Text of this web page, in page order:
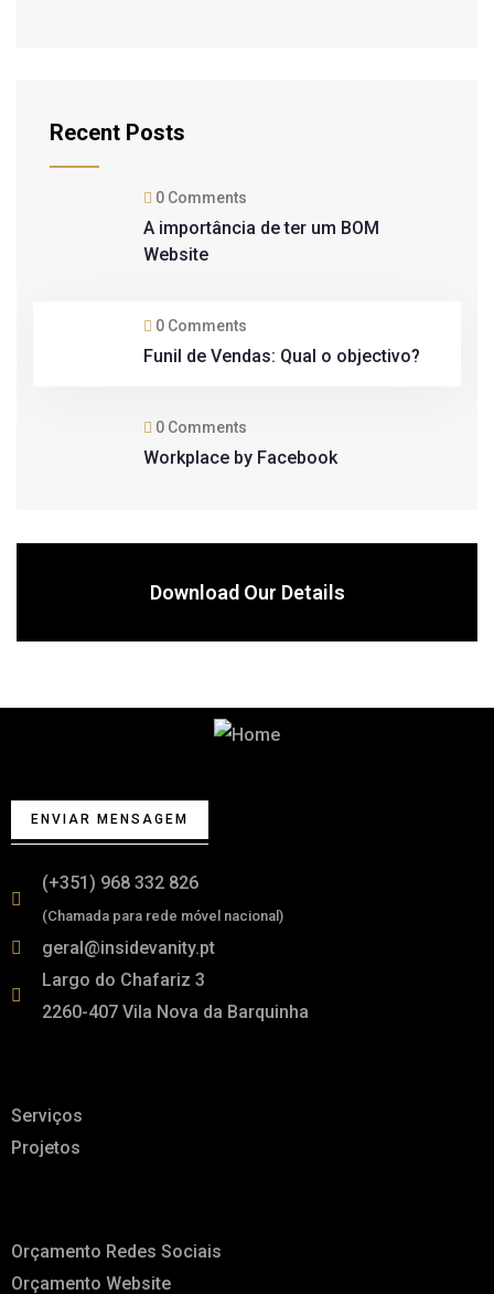
Recent Posts
0 Comments
A importância de ter um BOM
Website
0 Comments
Funil de Vendas: Qual o objectivo?
0 Comments
Workplace by Facebook
Download Our Details
ENVIAR MENSAGEM
(+351) 968 332 826
(Chamada para rede móvel nacional)
geral@insidevanity.pt
Largo do Chafariz 3
2260-407 Vila Nova da Barquinha
Serviços
Projetos
Orçamento Redes Sociais
Orçamento Website